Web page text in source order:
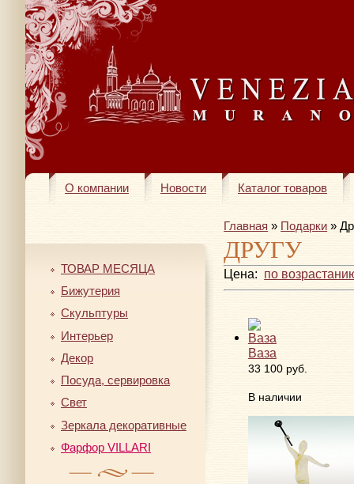
О компании Новости Каталог товаров
ТОВАР МЕСЯЦА
Бижутерия
Скульптуры
Интерьер
Декор
Посуда, сервировка
Свет
Зеркала декоративные
Фарфор VILLARI
Главная » Подарки »
ДРУГУ
Цена: по
Ваза
33 100 руб.
В наличии